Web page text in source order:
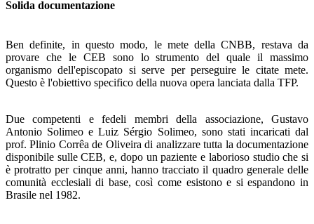
Solida documentazione
Ben definite, in questo modo, le mete della CNBB, resta­va da
provare che le CEB sono lo strumento del quale il massimo
organismo dell'episcopato si serve per perseguire le citate mete.
Questo è l'obiettivo specifico della nuova opera lanciata dalla TFP.
Due competenti e fedeli membri della associazione, Gu­stavo
Antonio Solimeo e Luiz Sérgio Solimeo, sono stati incaricati dal
prof. Plinio Corrêa de Oliveira di analizzare tutta la documentazione
disponibile sulle CEB, e, dopo un paziente e laborioso studio che si
è protratto per cinque an­ni, hanno tracciato il quadro generale delle
comunità eccle­siali di base, così come esistono e si espandono in
Brasile nel 1982.